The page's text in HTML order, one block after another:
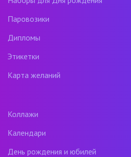
Паровозики
Дипломы
Этикетки
Карта желаний
Коллажи
Календари
День рождения и юбилей